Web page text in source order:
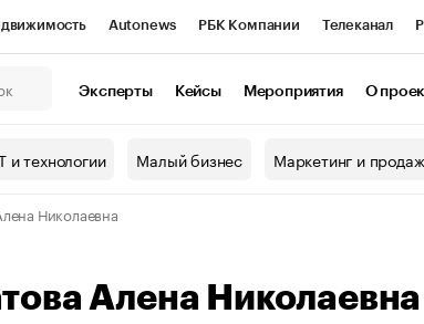
Autonews РБК Компании Телеканал
Эксперты Кейсы Мероприятия О
и технологии Малый бизнес Маркетинг и
Николаевна
Алена